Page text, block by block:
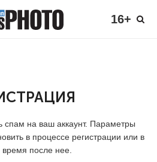
16+
на ваш аккаунт. Параметры
в процессе регистрации или в
после нее.